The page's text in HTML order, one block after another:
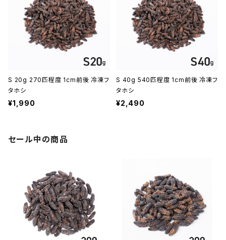
S 20g 270匹程度 1cm前後 冷凍フ
タホシ
¥1,990
S 40g 540匹程度 1cm前後 冷凍フ
タホシ
¥2,490
セール中の商品